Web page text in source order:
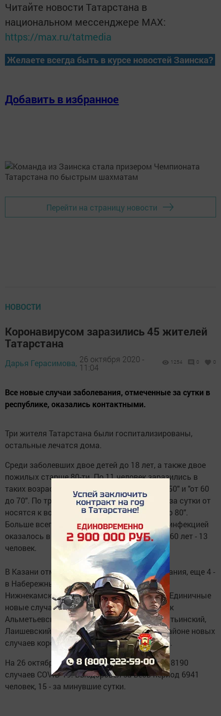
Читайте новости Татарстана в
национальном мессенджере MАХ:
https://max.ru/tatmedia
Желаете всегда быть в курсе новостей Заинска?
Добавить в избранное
Перейти на страницу новости
НОВОСТИ
Коронавирусом заразились 45 жителей
Татарстана
Дарья Герасимова, 26 октября 2020 -
11:04
1254 0 0
Все новые случаи заболевания, отмеченные за сутки в
республике, оказались контактными.
Три жителя Татарстана были госпитализированы,
остальные лечатся дома.
Среди заболевших двое детей до 18 лет, а также двое
пожилых старше 80-ти. По 11 человек заразились в
таких возрастных категориях, как "от 30 до 50" и "от 60
до 70". По трое заболевших коронавирусом за сутки от
носятся к возрастам "от 18 до 30" и "от 70 до 80".
Больше всего заразивших коронавирусной инфекцией
оказалось в возрастной категории от 50 до 60 лет - 13
человек.
В Казани отмечен 31 новый случай заболевания, еще 4 -
в Набережных Челнах. Три новых случая в
Нижнекамском районе, два - в Нурлатском. Единичные
новые случаи отмечены в таких районах, как
Альметьевский, Дрожжановский, Камско-Устьинский,
Лаишевский, Менделеевский. В Заинском районе новых
случаев коронавируса не зарегистрировано.
На 26 октября в Татарстане зафиксировано 8190
случаев COVID-19. Выздоровел за весь период 6941
человек, 15 - за минувшие сутки.